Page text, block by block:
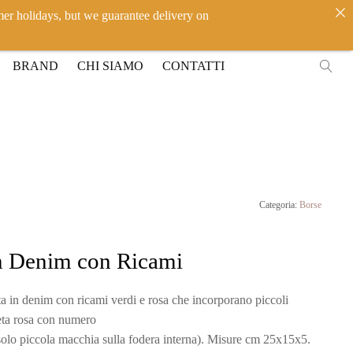
BRAND CHI SIAMO CONTATTI
Categoria: Borse
Denim con Ricami
in denim con ricami verdi e rosa che incorporano piccoli
rosa con numero
piccola macchia sulla fodera interna). Misure cm 25x15x5.
holidays, but we guarantee delivery on